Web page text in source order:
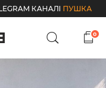
КАНАЛІ ПУШКА
0